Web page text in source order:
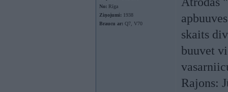
No: Rīga
Ziņojumi: 1938
Braucu ar: Q7, V70
skaits
buuvet
Rajons: